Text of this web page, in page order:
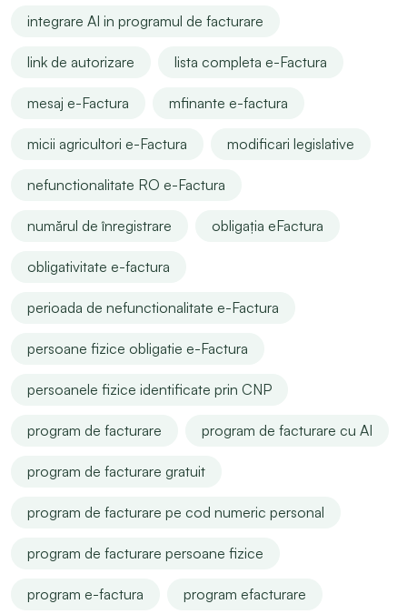
integrare AI in programul de facturare
link de autorizare lista completa e-Factura
mesaj e-Factura mfinante e-factura
micii agricultori e-Factura modificari legislative
nefunctionalitate RO e-Factura
numărul de înregistrare obligația eFactura
obligativitate e-factura
perioada de nefunctionalitate e-Factura
persoane fizice obligatie e-Factura
persoanele fizice identificate prin CNP
program de facturare program de facturare cu AI
program de facturare gratuit
program de facturare pe cod numeric personal
program de facturare persoane fizice
program e-factura program efacturare